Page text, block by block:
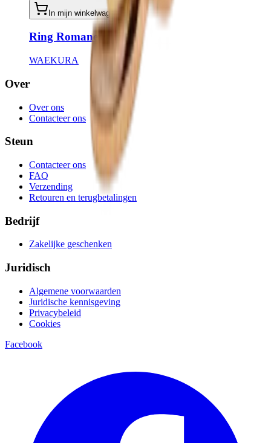
In mijn winkelwagen
Ring Romane
WAEKURA
Over
Over ons
Contacteer ons
Steun
Contacteer ons
FAQ
Verzending
Retouren en terugbetalingen
Bedrijf
Zakelijke geschenken
Juridisch
Algemene voorwaarden
Juridische kennisgeving
Privacybeleid
Cookies
Facebook